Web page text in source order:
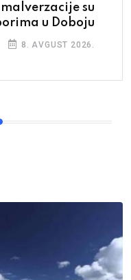
su
u Doboju
8. AVGUST 2026.